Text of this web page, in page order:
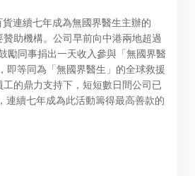
連續七年成為無國界醫生主辦的
贊助機構。公司早前向中港兩地超過
勵同事捐出一天收入參與「無國界醫
即等同為「無國界醫生」的全球救援
的鼎力支持下，短短數日間公司已
連續七年成為此活動籌得最高善款的